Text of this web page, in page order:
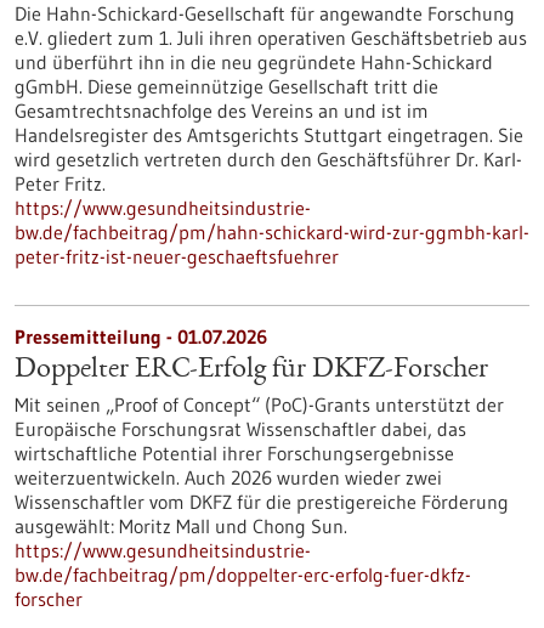
Die Hahn-Schickard-Gesellschaft für angewandte Forschung
e.V. gliedert zum 1. Juli ihren operativen Geschäftsbetrieb aus
und überführt ihn in die neu gegründete Hahn-Schickard
gGmbH. Diese gemeinnützige Gesellschaft tritt die
Gesamtrechtsnachfolge des Vereins an und ist im
Handelsregister des Amtsgerichts Stuttgart eingetragen. Sie
wird gesetzlich vertreten durch den Geschäftsführer Dr. Karl-
Peter Fritz.
https://www.gesundheitsindustrie-
bw.de/fachbeitrag/pm/hahn-schickard-wird-zur-ggmbh-karl-
peter-fritz-ist-neuer-geschaeftsfuehrer
Pressemitteilung - 01.07.2026
Doppelter ERC-Erfolg für DKFZ-Forscher
Mit seinen „Proof of Concept“ (PoC)-Grants unterstützt der
Europäische Forschungsrat Wissenschaftler dabei, das
wirtschaftliche Potential ihrer Forschungsergebnisse
weiterzuentwickeln. Auch 2026 wurden wieder zwei
Wissenschaftler vom DKFZ für die prestigereiche Förderung
ausgewählt: Moritz Mall und Chong Sun.
https://www.gesundheitsindustrie-
bw.de/fachbeitrag/pm/doppelter-erc-erfolg-fuer-dkfz-
forscher